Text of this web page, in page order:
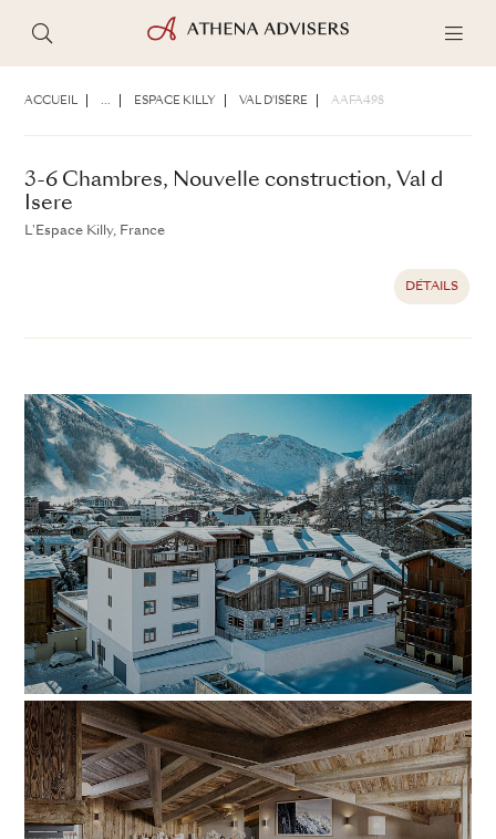
3-6 Chambres, Nouvelle construction, Val d
L'Espace Killy, France
ACCUEIL ... ESPACE KILLY VAL D'ISÈRE AAFA498
3-6 Chambres, Nouvelle construction, Val d
Isere
L'Espace Killy, France
DÉTAILS